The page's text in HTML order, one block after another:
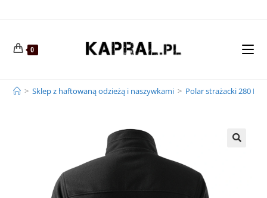
0
> Sklep z haftowaną odzieżą i naszywkami > Polar strażacki 280